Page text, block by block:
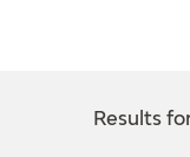
EDICIONES
Results